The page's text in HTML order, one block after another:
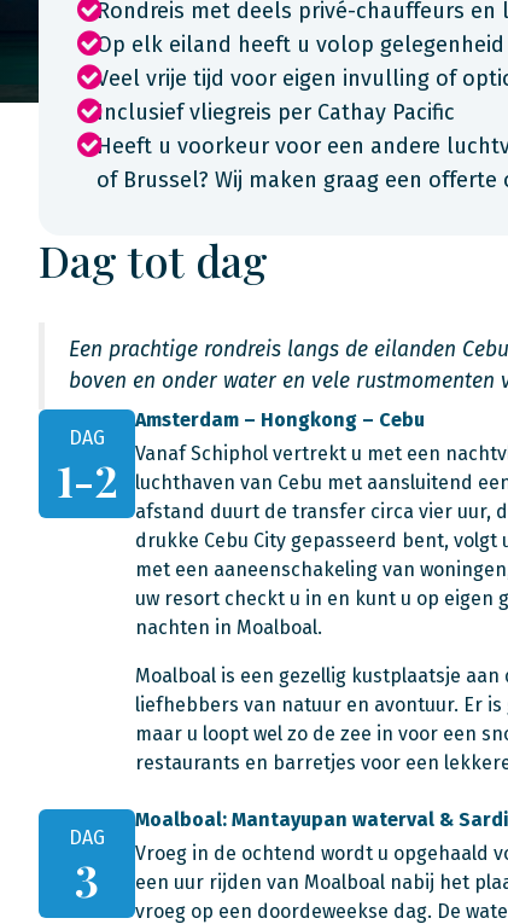
Rondreis met deels privé-chauffeurs en
Op elk eiland heeft u volop
Veel vrije tijd voor eigen invulling of
Inclusief vliegreis per Cathay Pacific
Heeft u voorkeur voor een andere
of Brussel? Wij maken graag een offerte
Dag tot dag
Een prachtige rondreis langs de eilanden
boven en onder water en vele
DAG
1-2
Amsterdam – Hongkong – Cebu
Vanaf Schiphol vertrekt u met een
luchthaven van Cebu met aansluitend
afstand duurt de transfer circa vier uur,
drukke Cebu City gepasseerd bent,
met een aaneenschakeling van
uw resort checkt u in en kunt u op eigen
nachten in Moalboal.
Moalboal is een gezellig kustplaatsje
liefhebbers van natuur en avontuur. Er
maar u loopt wel zo de zee in voor een
restaurants en barretjes voor een
DAG
3
Moalboal: Mantayupan waterval &
Vroeg in de ochtend wordt u opgehaald
een uur rijden van Moalboal nabij het
vroeg op een doordeweekse dag. De